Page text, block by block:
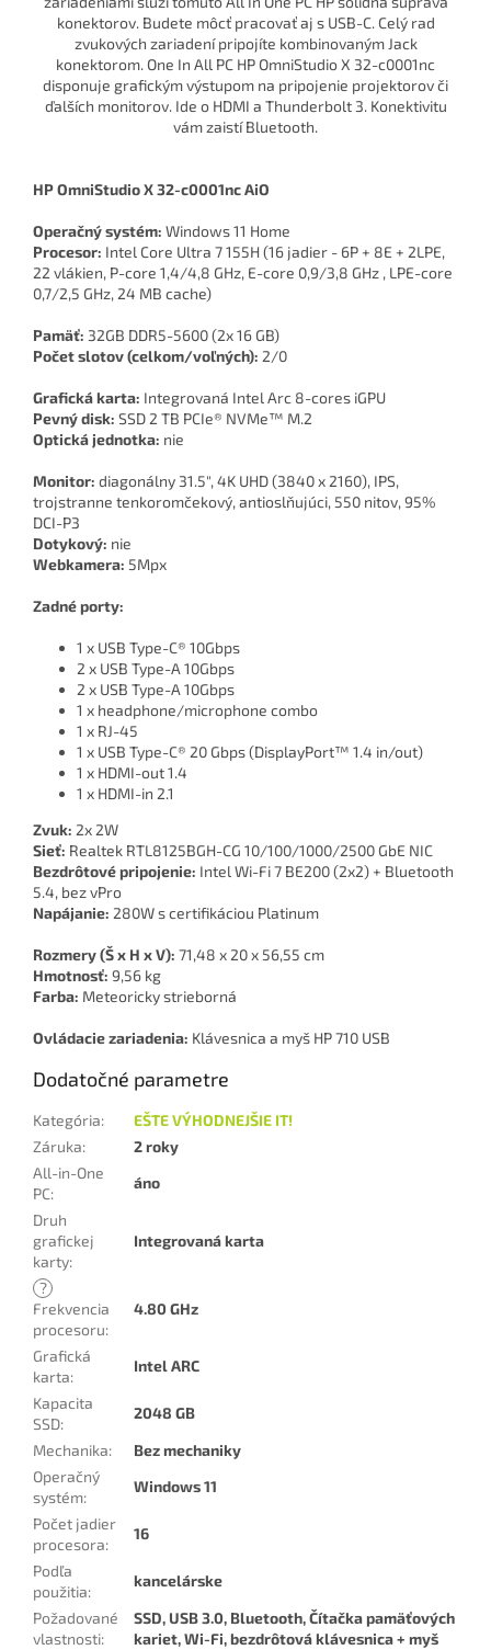
konektorov. Budete môcť pracovať aj s USB-C. Celý rad
zvukových zariadení pripojíte kombinovaným Jack
konektorom. One In All PC HP OmniStudio X 32-c0001nc
disponuje grafickým výstupom na pripojenie projektorov či
ďalších monitorov. Ide o HDMI a Thunderbolt 3. Konektivitu
vám zaistí Bluetooth.
HP OmniStudio X 32-c0001nc AiO
Operačný systém: Windows 11 Home
Procesor: Intel Core Ultra 7 155H (16 jadier - 6P + 8E + 2LPE,
22 vlákien, P-core 1,4/4,8 GHz, E-core 0,9/3,8 GHz , LPE-core
0,7/2,5 GHz, 24 MB cache)
Pamäť: 32GB DDR5-5600 (2x 16 GB)
Počet slotov (celkom/voľných): 2/0
Grafická karta: Integrovaná Intel Arc 8-cores iGPU
Pevný disk: SSD 2 TB PCIe® NVMe™ M.2
Optická jednotka: nie
Monitor: diagonálny 31.5", 4K UHD (3840 x 2160), IPS,
trojstranne tenkoromčekový, antioslňujúci, 550 nitov, 95%
DCI-P3
Dotykový: nie
Webkamera: 5Mpx
Zadné porty:
1 x USB Type-C® 10Gbps
2 x USB Type-A 10Gbps
2 x USB Type-A 10Gbps
1 x headphone/microphone combo
1 x RJ-45
1 x USB Type-C® 20 Gbps (DisplayPort™ 1.4 in/out)
1 x HDMI-out 1.4
1 x HDMI-in 2.1
Zvuk: 2x 2W
Sieť: Realtek RTL8125BGH-CG 10/100/1000/2500 GbE NIC
Bezdrôtové pripojenie: Intel Wi-Fi 7 BE200 (2x2) + Bluetooth
5.4, bez vPro
Napájanie: 280W s certifikáciou Platinum
Rozmery (Š x H x V): 71,48 x 20 x 56,55 cm
Hmotnosť: 9,56 kg
Farba: Meteoricky strieborná
Ovládacie zariadenia: Klávesnica a myš HP 710 USB
Dodatočné parametre
Kategória:
EŠTE VÝHODNEJŠIE IT!
Záruka:
2 roky
All-in-One
PC:
áno
Druh
grafickej
karty:
Integrovaná karta
?
Frekvencia
procesoru:
4.80 GHz
Grafická
karta:
Intel ARC
Kapacita
SSD:
2048 GB
Mechanika:
Bez mechaniky
Operačný
systém:
Windows 11
Počet jadier
procesora:
16
Podľa
použitia:
kancelárske
Požadované
vlastnosti:
SSD, USB 3.0, Bluetooth, Čítačka pamäťových
kariet, Wi-Fi, bezdrôtová klávesnica + myš